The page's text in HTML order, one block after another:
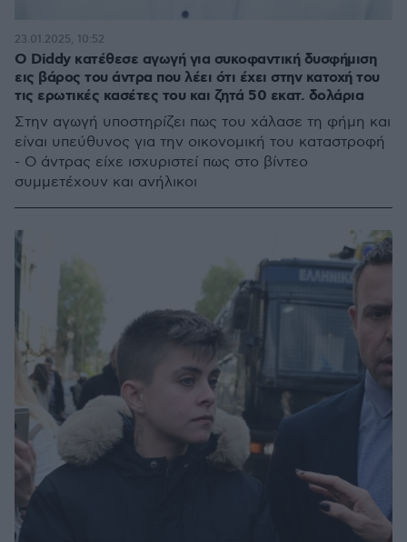
Ο Diddy κατέθεσε αγωγή για συκοφαντική δυσφήμιση
εις βάρος του άντρα που λέει ότι έχει στην κατοχή του
τις ερωτικές κασέτες του και ζητά 50 εκατ. δολάρια
Στην αγωγή υποστηρίζει πως του χάλασε τη φήμη και
είναι υπεύθυνος για την οικονομική του καταστροφή
- Ο άντρας είχε ισχυριστεί πως στο βίντεο
συμμετέχουν και ανήλικοι
23.01.2025, 10:52